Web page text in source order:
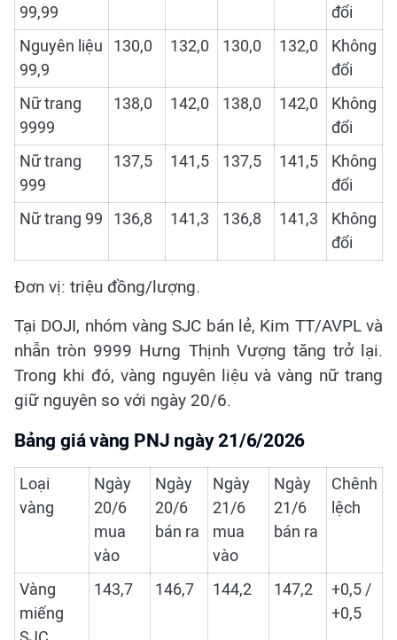
99,99
đổi
Nguyên liệu
99,9
130,0 132,0 130,0 132,0
Không
đổi
Nữ trang
9999
138,0 142,0 138,0 142,0
Không
đổi
Nữ trang
999
137,5 141,5 137,5 141,5
Không
đổi
Nữ trang 99
136,8 141,3 136,8 141,3
Không
đổi
Đơn vị: triệu đồng/lượng.
Tại DOJI, nhóm vàng SJC bán lẻ, Kim TT/AVPL và
nhẫn tròn 9999 Hưng Thịnh Vượng tăng trở lại.
Trong khi đó, vàng nguyên liệu và vàng nữ trang
giữ nguyên so với ngày 20/6.
Bảng giá vàng PNJ ngày 21/6/2026
Loại
vàng
Ngày
20/6
mua
vào
Ngày
20/6
bán ra
Ngày
21/6
mua
vào
Ngày
21/6
bán ra
Chênh
lệch
Vàng
miếng
143,7 146,7 144,2 147,2
+0,5 /
+0,5